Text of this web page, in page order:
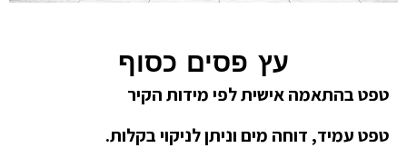
עץ פסים כסוף
טפט בהתאמה אישית לפי מידות הקיר
טפט עמיד, דוחה מים וניתן לניקוי בקלות.